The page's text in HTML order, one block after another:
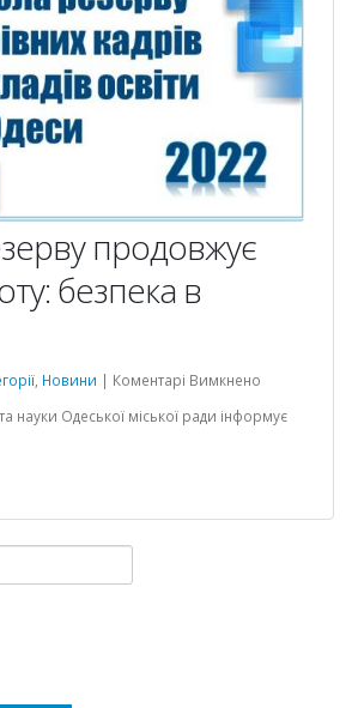
продовжує
безпека в
Новини | Коментарі Вимкнено
резерву
безпека
науки Одеської міської ради інформує